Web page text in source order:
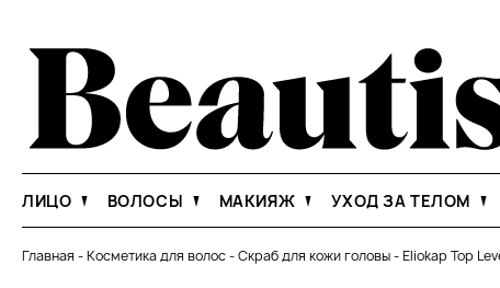
ЛИЦО ВОЛОСЫ МАКИЯЖ УХОД ЗА ТЕЛОМ
Главная -Косметика для волос-Скраб для кожи головы-Eliokap Top